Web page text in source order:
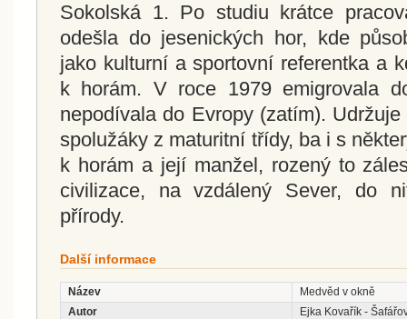
Sokolská 1. Po studiu krátce
odešla do jesenických hor, kde
jako kulturní a sportovní referentka a
k horám. V roce 1979 emigrovala
nepodívala do Evropy (zatím).
spolužáky z maturitní třídy, ba i s
k horám a její manžel, rozený to
civilizace, na vzdálený Sever, do
přírody.
Další informace
Název
Medvěd v okně
Autor
Ejka Kovařík -